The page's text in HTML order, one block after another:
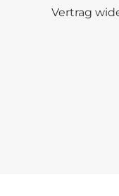
Vertrag